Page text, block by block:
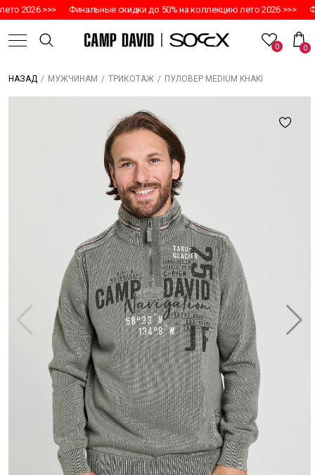
2026 >>> Финальные скидки до 50% на коллекцию лето 2026 >>>
0 0
НАЗАД / МУЖЧИНАМ / ТРИКОТАЖ / ПУЛОВЕР MEDIUM KHAKI